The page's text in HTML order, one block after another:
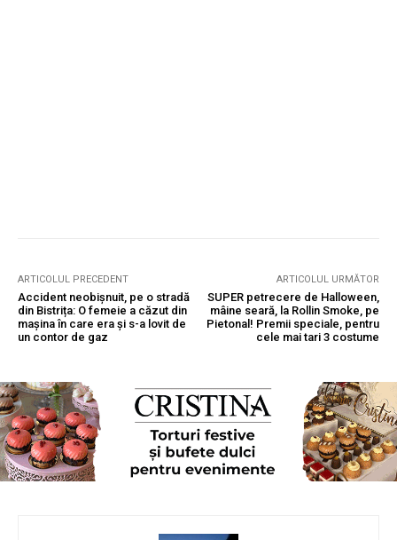
ARTICOLUL PRECEDENT
Accident neobișnuit, pe o stradă
din Bistrița: O femeie a căzut din
mașina în care era și s-a lovit de
un contor de gaz
ARTICOLUL URMĂTOR
SUPER petrecere de Halloween,
mâine seară, la Rollin Smoke, pe
Pietonal! Premii speciale, pentru
cele mai tari 3 costume